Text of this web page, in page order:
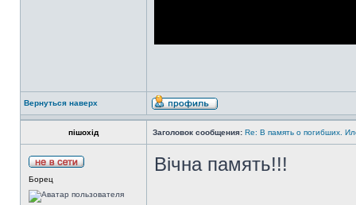
Вернуться наверх
пішохід Заголовок сообщения: Re: В память о погибших.
Борец
Вічна память!!!